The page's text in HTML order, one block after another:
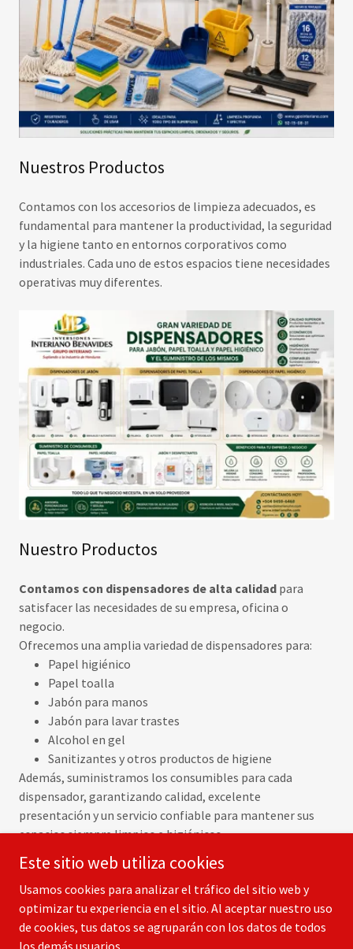
Nuestros Productos
Contamos con los accesorios de limpieza adecuados, es
fundamental para mantener la productividad, la seguridad
y la higiene tanto en entornos corporativos como
industriales. Cada uno de estos espacios tiene necesidades
operativas muy diferentes.
Nuestro Productos
Contamos con dispensadores de alta calidad para
satisfacer las necesidades de su empresa, oficina o
negocio.
Ofrecemos una amplia variedad de dispensadores para:
Papel higiénico
Papel toalla
Jabón para manos
Jabón para lavar trastes
Alcohol en gel
Sanitizantes y otros productos de higiene
Además, suministramos los consumibles para cada
dispensador, garantizando calidad, excelente
presentación y un servicio confiable para mantener sus
espacios siempre limpios e higiénicos.
Copyright © 2026 INVERSIONES INTERIANO - Todos los derechos
reservados.
Este sitio web utiliza cookies
Usamos cookies para analizar el tráfico del sitio web y
optimizar tu experiencia en el sitio. Al aceptar nuestro uso
de cookies, tus datos se agruparán con los datos de todos
los demás usuarios.